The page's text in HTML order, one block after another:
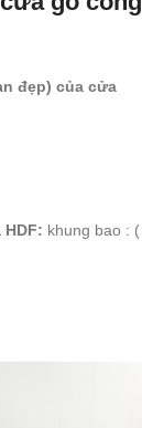
đẹp) của cửa
khung bao : (